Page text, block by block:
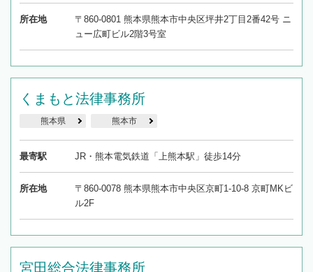
所在地
〒860-0801 熊本県熊本市中央区坪井2丁目2番42号 ニ
ュー広町ビル2階3号室
くまもと法律事務所
熊本県 熊本市
最寄駅 JR・熊本電気鉄道「上熊本駅」徒歩14分
所在地
〒860-0078 熊本県熊本市中央区京町1-10-8 京町MKビ
ル2F
宮田総合法律事務所